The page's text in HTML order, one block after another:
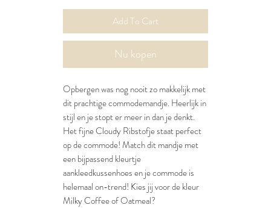
Add To Cart
Nu kopen
Opbergen was nog nooit zo makkelijk met
dit prachtige commodemandje. Heerlijk in
stijl en je stopt er meer in dan je denkt.
Het fijne Cloudy Ribstofje staat perfect
op de commode! Match dit mandje met
een bijpassend kleurtje
aankleedkussenhoes en je commode is
helemaal on-trend! Kies jij voor de kleur
Milky Coffee of Oatmeal?